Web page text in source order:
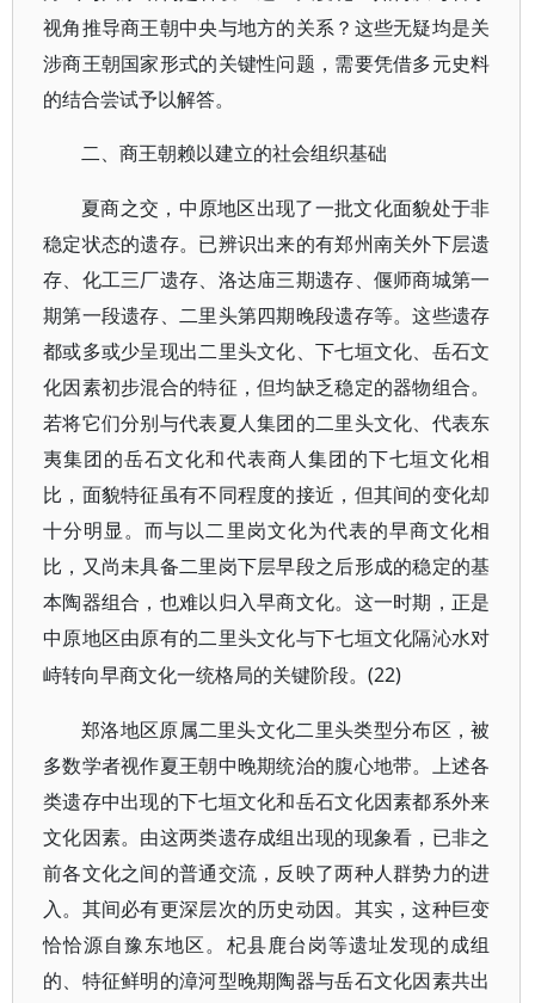
视角推导商王朝中央与地方的关系？这些无疑均是关
涉商王朝国家形式的关键性问题，需要凭借多元史料
的结合尝试予以解答。
二、商王朝赖以建立的社会组织基础
夏商之交，中原地区出现了一批文化面貌处于非
稳定状态的遗存。已辨识出来的有郑州南关外下层遗
存、化工三厂遗存、洛达庙三期遗存、偃师商城第一
期第一段遗存、二里头第四期晚段遗存等。这些遗存
都或多或少呈现出二里头文化、下七垣文化、岳石文
化因素初步混合的特征，但均缺乏稳定的器物组合。
若将它们分别与代表夏人集团的二里头文化、代表东
夷集团的岳石文化和代表商人集团的下七垣文化相
比，面貌特征虽有不同程度的接近，但其间的变化却
十分明显。而与以二里岗文化为代表的早商文化相
比，又尚未具备二里岗下层早段之后形成的稳定的基
本陶器组合，也难以归入早商文化。这一时期，正是
中原地区由原有的二里头文化与下七垣文化隔沁水对
峙转向早商文化一统格局的关键阶段。 (22)
郑洛地区原属二里头文化二里头类型分布区，被
多数学者视作夏王朝中晚期统治的腹心地带。上述各
类遗存中出现的下七垣文化和岳石文化因素都系外来
文化因素。由这两类遗存成组出现的现象看，已非之
前各文化之间的普通交流，反映了两种人群势力的进
入。其间必有更深层次的历史动因。其实，这种巨变
恰恰源自豫东地区。杞县鹿台岗等遗址发现的成组
的、特征鲜明的漳河型晚期陶器与岳石文化因素共出